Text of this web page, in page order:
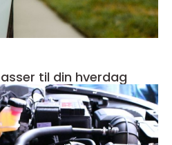
til din hverdag